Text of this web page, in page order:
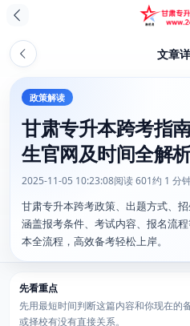
文章
政策解读
甘肃专升本跨考指
生官网及时间全解
2025-11-05 10:23:08阅读 601约 1 分
甘肃专升本跨考政策、出题方式、
涵盖报考条件、考试内容、报名流
本全流程，高效备考轻松上岸。
先看重点
先用最短时间判断这篇内容和你现在的
或择校有没有直接关系。